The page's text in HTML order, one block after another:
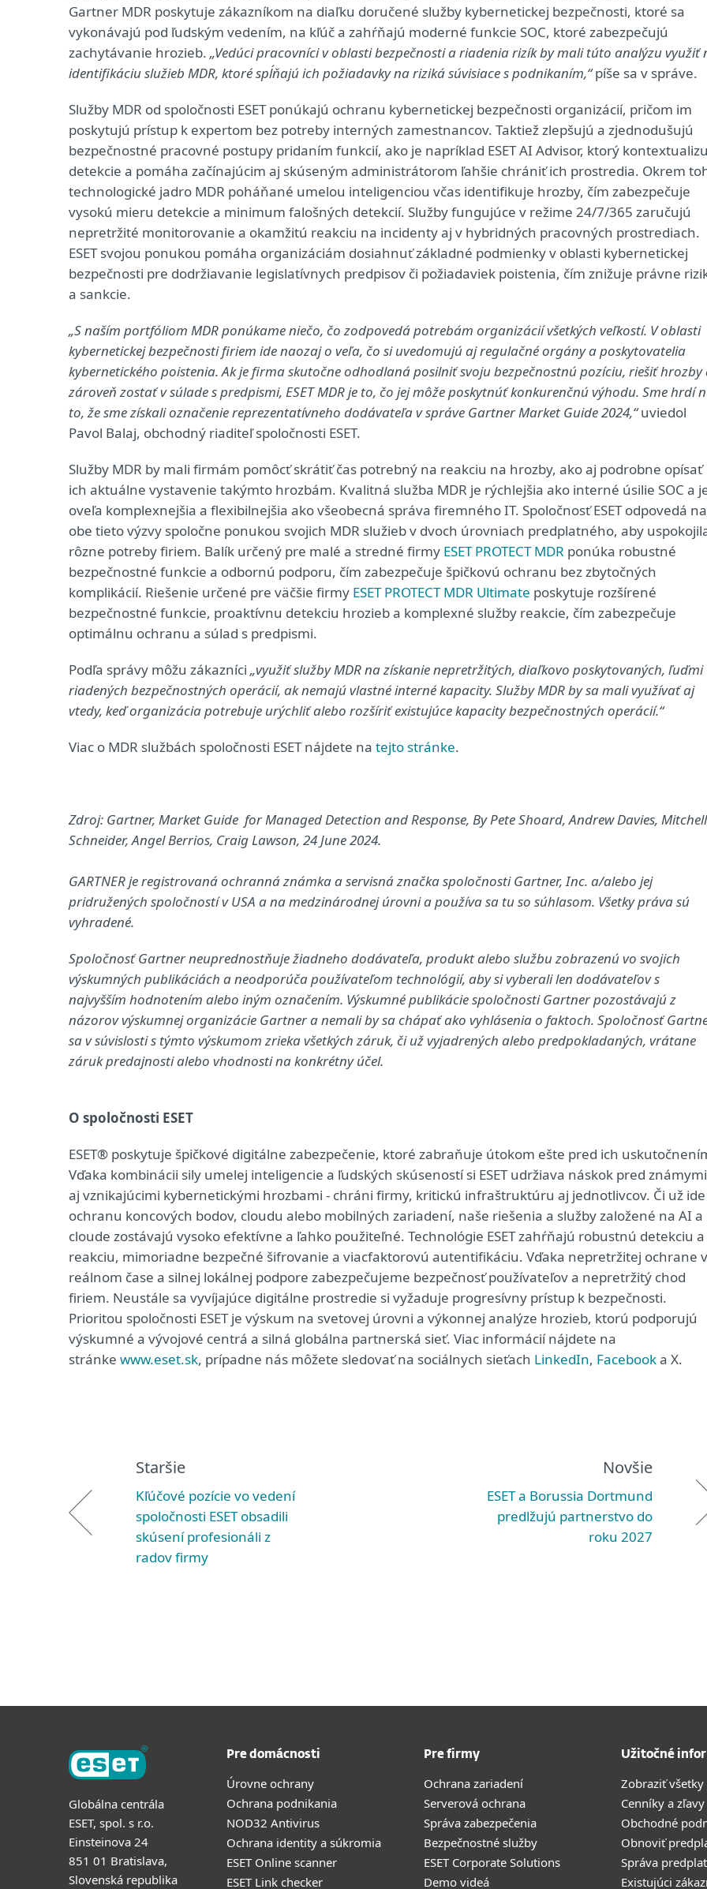
Gartner MDR poskytuje zákazníkom na diaľku doručené služby kybernetickej bezpečnosti, ktoré sa
vykonávajú pod ľudským vedením, na kľúč a zahŕňajú moderné funkcie SOC, ktoré zabezpečujú
zachytávanie hrozieb. „Vedúci pracovníci v oblasti bezpečnosti a riadenia rizík by mali túto analýzu využiť
identifikáciu služieb MDR, ktoré spĺňajú ich požiadavky na riziká súvisiace s podnikaním,“píše sa v správe.
Služby MDR od spoločnosti ESET ponúkajú ochranu kybernetickej bezpečnosti organizácií, pričom im
poskytujú prístup k expertom bez potreby interných zamestnancov. Taktiež zlepšujú a zjednodušujú
bezpečnostné pracovné postupy pridaním funkcií, ako je napríklad ESET AI Advisor, ktorý
detekcie a pomáha začínajúcim aj skúseným administrátorom ľahšie chrániť ich prostredia. Okrem
technologické jadro MDR poháňané umelou inteligenciou včas identifikuje hrozby, čím zabezpečuje
vysokú mieru detekcie a minimum falošných detekcií. Služby fungujúce v režime 24/7/365 zaručujú
nepretržité monitorovanie a okamžitú reakciu na incidenty aj v hybridných pracovných prostrediach.
ESET svojou ponukou pomáha organizáciám dosiahnuť základné podmienky v oblasti kybernetickej
bezpečnosti pre dodržiavanie legislatívnych predpisov či požiadaviek poistenia, čím znižuje právne
a sankcie.
„S naším portfóliom MDR ponúkame niečo, čo zodpovedá potrebám organizácií všetkých veľkostí. V oblasti
kybernetickej bezpečnosti firiem ide naozaj o veľa, čo si uvedomujú aj regulačné orgány a poskytovatelia
kybernetického poistenia. Ak je firma skutočne odhodlaná posilniť svoju bezpečnostnú pozíciu, riešiť hrozby
zároveň zostať v súlade s predpismi, ESET MDR je to, čo jej môže poskytnúť konkurenčnú výhodu. Sme hrdí
to, že sme získali označenie reprezentatívneho dodávateľa v správe Gartner Market Guide 2024,“uviedol
Pavol Balaj, obchodný riaditeľ spoločnosti ESET.
Služby MDR by mali firmám pomôcť skrátiť čas potrebný na reakciu na hrozby, ako aj podrobne opísať
ich aktuálne vystavenie takýmto hrozbám. Kvalitná služba MDR je rýchlejšia ako interné úsilie SOC a
oveľa komplexnejšia a flexibilnejšia ako všeobecná správa firemného IT. Spoločnosť ESET odpovedá na
obe tieto výzvy spoločne ponukou svojich MDR služieb v dvoch úrovniach predplatného, aby
rôzne potreby firiem. Balík určený pre malé a stredné firmy ESET PROTECT MDR ponúka robustné
bezpečnostné funkcie a odbornú podporu, čím zabezpečuje špičkovú ochranu bez zbytočných
komplikácií. Riešenie určené pre väčšie firmy ESET PROTECT MDR Ultimate poskytuje rozšírené
bezpečnostné funkcie, proaktívnu detekciu hrozieb a komplexné služby reakcie, čím zabezpečuje
optimálnu ochranu a súlad s predpismi.
Podľa správy môžu zákazníci „využiť služby MDR na získanie nepretržitých, diaľkovo poskytovaných, ľuďmi
riadených bezpečnostných operácií, ak nemajú vlastné interné kapacity. Služby MDR by sa mali využívať aj
vtedy, keď organizácia potrebuje urýchliť alebo rozšíriť existujúce kapacity bezpečnostných operácií.“
Viac o MDR službách spoločnosti ESET nájdete na tejto stránke.
Zdroj: Gartner, Market Guide for Managed Detection and Response, By Pete Shoard, Andrew Davies, Mitchell
Schneider, Angel Berrios, Craig Lawson, 24 June 2024.
GARTNER je registrovaná ochranná známka a servisná značka spoločnosti Gartner, Inc. a/alebo jej
pridružených spoločností v USA a na medzinárodnej úrovni a používa sa tu so súhlasom. Všetky práva sú
vyhradené.
Spoločnosť Gartner neuprednostňuje žiadneho dodávateľa, produkt alebo službu zobrazenú vo svojich
výskumných publikáciách a neodporúča používateľom technológií, aby si vyberali len dodávateľov s
najvyšším hodnotením alebo iným označením. Výskumné publikácie spoločnosti Gartner pozostávajú z
názorov výskumnej organizácie Gartner a nemali by sa chápať ako vyhlásenia o faktoch. Spoločnosť
sa v súvislosti s týmto výskumom zrieka všetkých záruk, či už vyjadrených alebo predpokladaných, vrátane
záruk predajnosti alebo vhodnosti na konkrétny účel.
O spoločnosti ESET
ESET® poskytuje špičkové digitálne zabezpečenie, ktoré zabraňuje útokom ešte pred ich
Vďaka kombinácii sily umelej inteligencie a ľudských skúseností si ESET udržiava náskok pred známymi
aj vznikajúcimi kybernetickými hrozbami - chráni firmy, kritickú infraštruktúru aj jednotlivcov. Či už
ochranu koncových bodov, cloudu alebo mobilných zariadení, naše riešenia a služby založené na AI a
cloude zostávajú vysoko efektívne a ľahko použiteľné. Technológie ESET zahŕňajú robustnú detekciu a
reakciu, mimoriadne bezpečné šifrovanie a viacfaktorovú autentifikáciu. Vďaka nepretržitej ochrane v
reálnom čase a silnej lokálnej podpore zabezpečujeme bezpečnosť používateľov a nepretržitý chod
firiem. Neustále sa vyvíjajúce digitálne prostredie si vyžaduje progresívny prístup k bezpečnosti.
Prioritou spoločnosti ESET je výskum na svetovej úrovni a výkonnej analýze hrozieb, ktorú podporujú
výskumné a vývojové centrá a silná globálna partnerská sieť. Viac informácií nájdete na
stránke www.eset.sk, prípadne nás môžete sledovať na sociálnych sieťach LinkedIn, Facebooka X.
Staršie
Kľúčové pozície vo vedení
spoločnosti ESET obsadili
skúsení profesionáli z
radov firmy
Novšie
ESET a Borussia Dortmund
predlžujú partnerstvo do
roku 2027
Globálna centrála
ESET, spol. s r.o.
Einsteinova 24
851 01 Bratislava,
Slovenská republika
Pre domácnosti
Úrovne ochrany
Ochrana podnikania
NOD32 Antivirus
Ochrana identity a súkromia
ESET Online scanner
ESET Link checker
Pre firmy
Ochrana zariadení
Serverová ochrana
Správa zabezpečenia
Bezpečnostné služby
ESET Corporate Solutions
Demo videá
Užitočné
Zobraziť
Cenníky a zľavy
Obchodné
Obnoviť
Správa
Existujúci